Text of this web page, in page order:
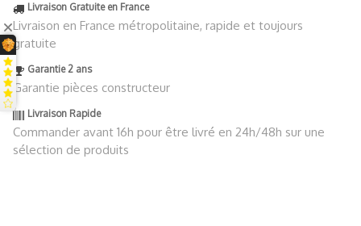
Livraison Gratuite en France
Livraison en France métropolitaine, rapide et toujours
gratuite
Garantie 2 ans
Garantie pièces constructeur
Livraison Rapide
Commander avant 16h pour être livré en 24h/48h sur une
sélection de produits